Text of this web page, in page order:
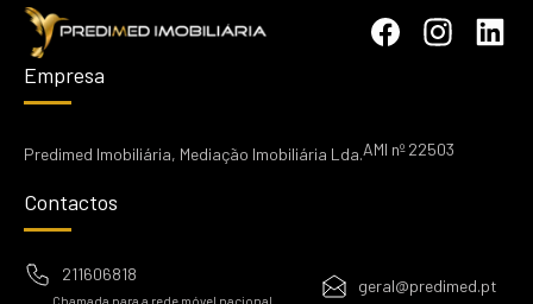
Empresa
Predimed Imobiliária, Mediação Imobiliária Lda.AMI nº 22503
Contactos
211606818
Chamada para a rede móvel nacional
geral@predimed.pt